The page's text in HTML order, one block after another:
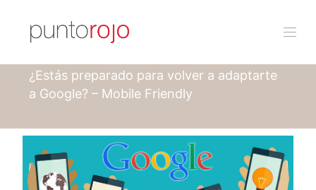
¿Estás preparado para volver a adaptarte
a Google? – Mobile Friendly